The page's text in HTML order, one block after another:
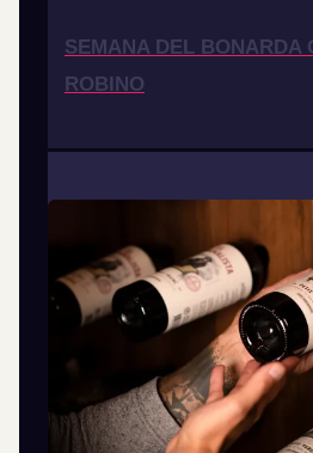
SEMANA DEL BONARDA
ROBINO